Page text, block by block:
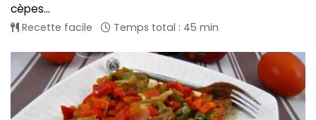
cèpes...
Recette facile Temps total : 45 min